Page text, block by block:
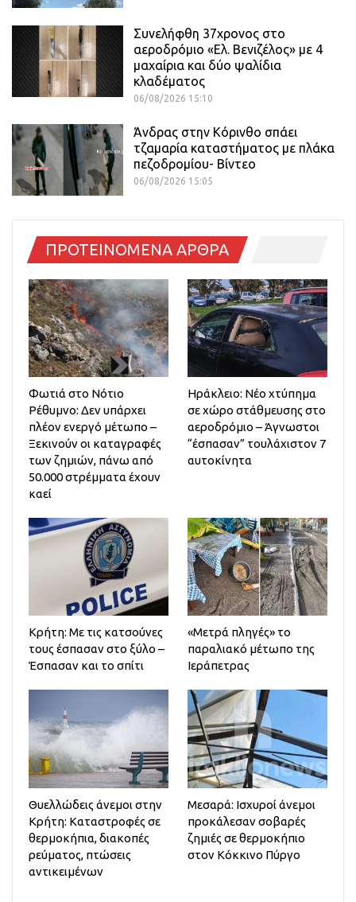
Συνελήφθη 37χρονος στο
αεροδρόμιο «Ελ. Βενιζέλος» με 4
μαχαίρια και δύο ψαλίδια
κλαδέματος
06/08/2026 15:10
Άνδρας στην Κόρινθο σπάει
τζαμαρία καταστήματος με πλάκα
πεζοδρομίου- Βίντεο
06/08/2026 15:05
ΠΡΟΤΕΙΝΟΜΕΝΑ ΑΡΘΡΑ
Φωτιά στο Νότιο
Ρέθυμνο: Δεν υπάρχει
πλέον ενεργό μέτωπο –
Ξεκινούν οι καταγραφές
των ζημιών, πάνω από
50.000 στρέμματα έχουν
καεί
Ηράκλειο: Νέο χτύπημα
σε χώρο στάθμευσης στο
αεροδρόμιο – Άγνωστοι
“έσπασαν” τουλάχιστον 7
αυτοκίνητα
Κρήτη: Με τις κατσούνες
τους έσπασαν στο ξύλο –
Έσπασαν και το σπίτι
«Μετρά πληγές» το
παραλιακό μέτωπο της
Ιεράπετρας
Θυελλώδεις άνεμοι στην
Κρήτη: Καταστροφές σε
θερμοκήπια, διακοπές
ρεύματος, πτώσεις
αντικειμένων
Μεσαρά: Ισχυροί άνεμοι
προκάλεσαν σοβαρές
ζημιές σε θερμοκήπιο
στον Κόκκινο Πύργο